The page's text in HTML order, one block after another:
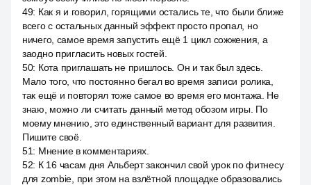
49: Как я и говорил, горящими остались те, что были ближе
всего с остальных данный эффект просто пропал, но
ничего, самое время запустить ещё 1 цикл сожжения, а
заодно пригласить новых гостей.
50: Кота приглашать не пришлось. Он и так был здесь.
Мало того, что постоянно бегал во время записи ролика,
так ещё и повторял тоже самое во время его монтажа. Не
знаю, можно ли считать данный метод обозом игры. По
моему мнению, это единственный вариант для развития.
Пишите своё.
51: Мнение в комментариях.
52: К 16 часам дня Альберт закончил свой урок по фитнесу
для zombie, при этом на взлётной площадке образовались